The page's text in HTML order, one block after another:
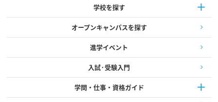
学校を探す
オープンキャンパスを探す
進学イベント
入試·受験入門
学問・仕事・資格ガイド